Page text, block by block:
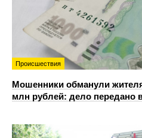
Происшествия
Мошенники обманули
млн рублей: дело передано